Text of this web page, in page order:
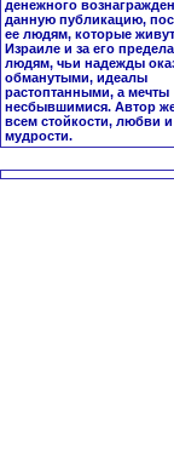
денежного
данную публикацию,
ее людям, которые
Израиле и за его
людям, чьи надежды
обманутыми, идеалы
растоптанными, а мечты
несбывшимися. Автор
всем стойкости, любви и
мудрости.